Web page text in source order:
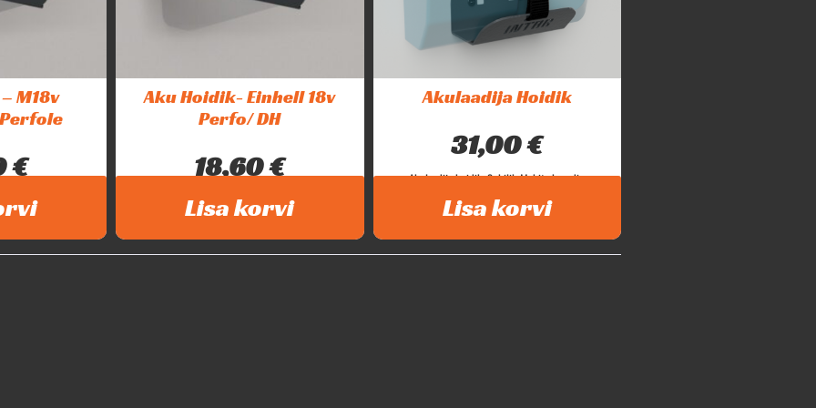
M18v
€
hoidik....
Aku Hoidik- Einhell 18v
Perfo/ DH
18,60€
Intar Einhell 18v akude hoidik....
Lisa korvi
Akulaadija Hoidik
31,00€
Akulaadija hoidik. Sobilik Makita brandi...
Lisa korvi